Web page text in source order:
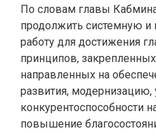
По словам главы
продолжить системную и
работу для достижения
принципов,
направленных на
развития, модернизацию,
конкурентоспособности
повышение